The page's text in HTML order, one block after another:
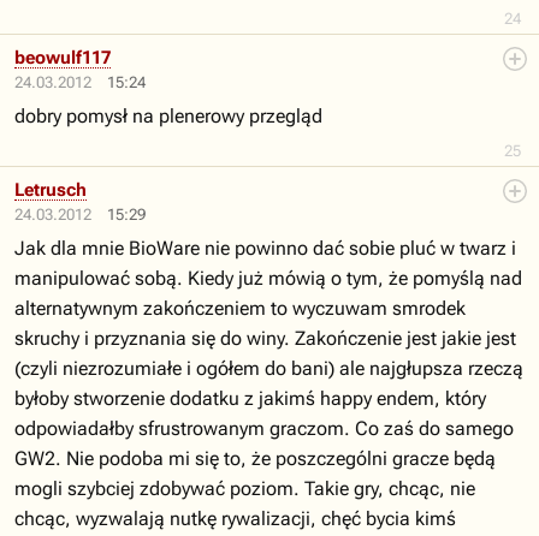
24
24.03.2012 15:24
25
beowulf117
dobry pomysł na plenerowy przegląd
24.03.2012 15:29
Letrusch
Jak dla mnie BioWare nie powinno dać sobie pluć w twarz i
manipulować sobą. Kiedy już mówią o tym, że pomyślą nad
alternatywnym zakończeniem to wyczuwam smrodek
skruchy i przyznania się do winy. Zakończenie jest jakie jest
(czyli niezrozumiałe i ogółem do bani) ale najgłupsza rzeczą
byłoby stworzenie dodatku z jakimś happy endem, który
odpowiadałby sfrustrowanym graczom. Co zaś do samego
GW2. Nie podoba mi się to, że poszczególni gracze będą
mogli szybciej zdobywać poziom. Takie gry, chcąc, nie
chcąc, wyzwalają nutkę rywalizacji, chęć bycia kimś